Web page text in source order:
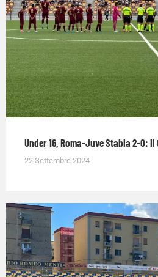
Under 16, Roma-Juve Stabia 2-0:
22 Settembre 2024